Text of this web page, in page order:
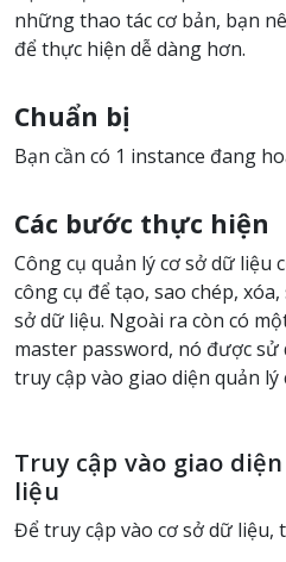
những thao tác cơ bản, bạn
để thực hiện dễ dàng hơn.
Chuẩn bị
Bạn cần có 1 instance đang
Các bước thực hiện
Công cụ quản lý cơ sở dữ liệu
công cụ để tạo, sao chép,
sở dữ liệu. Ngoài ra còn có
master password, nó được sử
truy cập vào giao diện quản lý
Truy cập vào giao
liệu
Để truy cập vào cơ sở dữ liệu,